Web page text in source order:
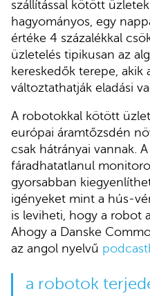
szállítással kötött
hagyományos, egy
értéke 4 százalékkal
üzletelés tipikusan az
kereskedők terepe, akik
változtathatják eladási
A robotokkal kötött
európai áramtőzsdén
csak hátrányai vannak.
fáradhatatlanul
gyorsabban
igényeket mint a hús-
is leviheti, hogy a robot
Ahogy a Danske
az angol nyelvű
a robotok